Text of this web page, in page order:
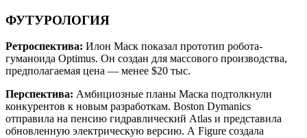
ФУТУРОЛОГИЯ
Ретроспектива: Илон Маск показал прототип робота-
гуманоида Optimus. Он создан для массового производства,
предполагаемая цена — менее $20 тыс.
Перспектива: Амбициозные планы Маска подтолкнули
конкурентов к новым разработкам. Boston Dymanics
отправила на пенсию гидравлический Atlas и представила
обновленную электрическую версию. А Figure создала